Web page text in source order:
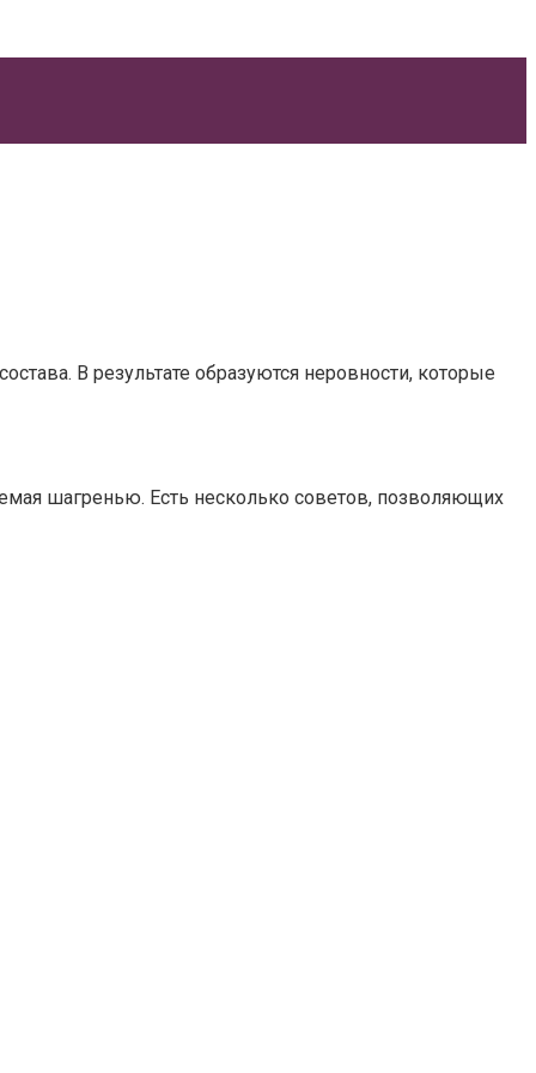
В результате образуются неровности, которые
шагренью. Есть несколько советов, позволяющих